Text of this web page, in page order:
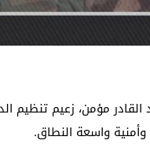
مؤمن، زعيم تنظيم
واسعة النطاق.